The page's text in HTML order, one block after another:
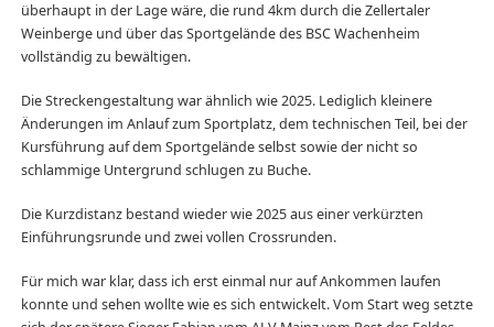
überhaupt in der Lage wäre, die rund 4km durch die Zellertaler
Weinberge und über das Sportgelände des BSC Wachenheim
vollständig zu bewältigen.
Die Streckengestaltung war ähnlich wie 2025. Lediglich kleinere
Änderungen im Anlauf zum Sportplatz, dem technischen Teil, bei der
Kursführung auf dem Sportgelände selbst sowie der nicht so
schlammige Untergrund schlugen zu Buche.
Die Kurzdistanz bestand wieder wie 2025 aus einer verkürzten
Einführungsrunde und zwei vollen Crossrunden.
Für mich war klar, dass ich erst einmal nur auf Ankommen laufen
konnte und sehen wollte wie es sich entwickelt. Vom Start weg setzte